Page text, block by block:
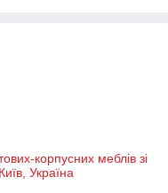
корпусних меблів зі
Україна